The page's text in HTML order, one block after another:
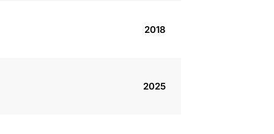
2018
2025